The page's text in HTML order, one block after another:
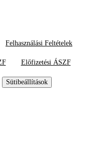
Felhasználási Feltételek
Előfizetési ÁSZF
Sütibeállítások